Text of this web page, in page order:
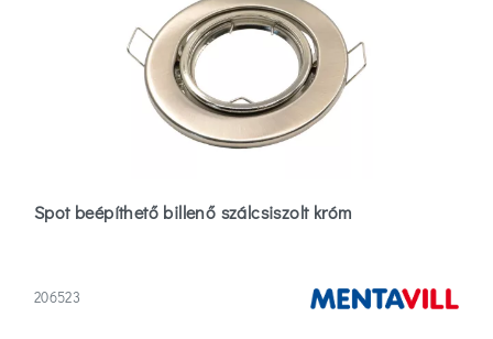
Spot beépíthető billenő szálcsiszolt króm
206523